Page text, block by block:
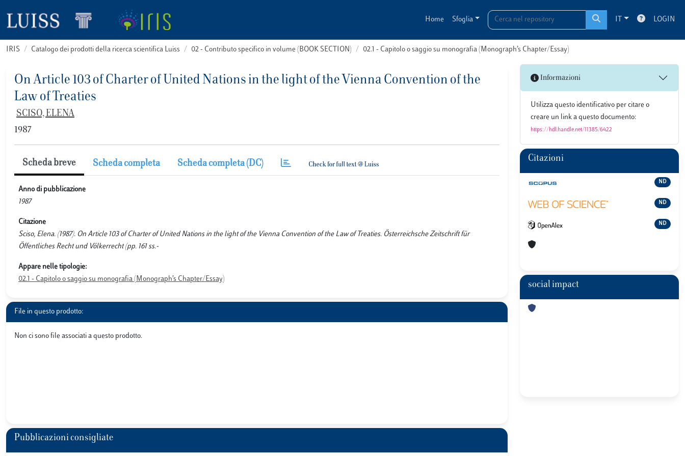
Home Sfoglia IT LOGIN
IRIS Catalogo dei prodotti della ricerca scientifica Luiss 02 - Contributo specifico in volume (BOOK SECTION) 02.1 - Capitolo o saggio su monografia (Monograph’s Chapter/Essay)
On Article 103 of Charter of United Nations in the light of the Vienna Convention of the
Law of Treaties
SCISO, ELENA
1987
Scheda breve Scheda completa Scheda completa (DC)
Anno di pubblicazione
1987
Citazione
Sciso, Elena. (1987). On Article 103 of Charter of United Nations in the light of the Vienna Convention of the Law of Treaties. Österreichsche Zeitschrift für
Öffentliches Recht und Völkerrecht (pp. 161 ss.-
Appare nelle tipologie:
02.1 - Capitolo o saggio su monografia (Monograph’s Chapter/Essay)
File in questo prodotto:
Non ci sono file associati a questo prodotto.
Pubblicazioni consigliate
Informazioni
Utilizza questo identificativo per citare o
creare un link a questo documento:
https://hdl.handle.net/11385/6422
Citazioni
ND
ND
ND
social impact